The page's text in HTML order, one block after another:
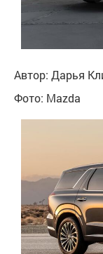
Автор: Дарья
Фото: Mazda